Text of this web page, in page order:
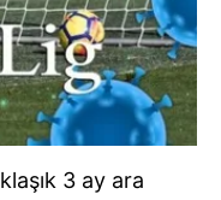
3 ay ara